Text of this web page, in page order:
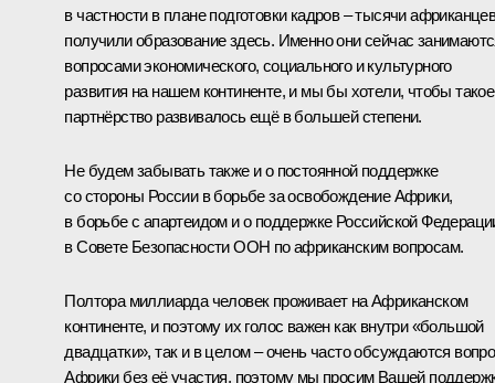
в частности в плане подготовки кадров – тысячи
получили образование здесь. Именно они сейчас
вопросами экономического, социального и культурного
развития на нашем континенте, и мы бы хотели, чтобы такое
партнёрство развивалось ещё в большей степени.
Не будем забывать также и о постоянной поддержке
со стороны России в борьбе за освобождение Африки,
в борьбе с апартеидом и о поддержке Российской
в Совете Безопасности ООН по африканским вопросам.
Полтора миллиарда человек проживает на Африканском
континенте, и поэтому их голос важен как внутри «большой
двадцатки», так и в целом – очень часто обсуждаются
Африки без её участия, поэтому мы просим Вашей